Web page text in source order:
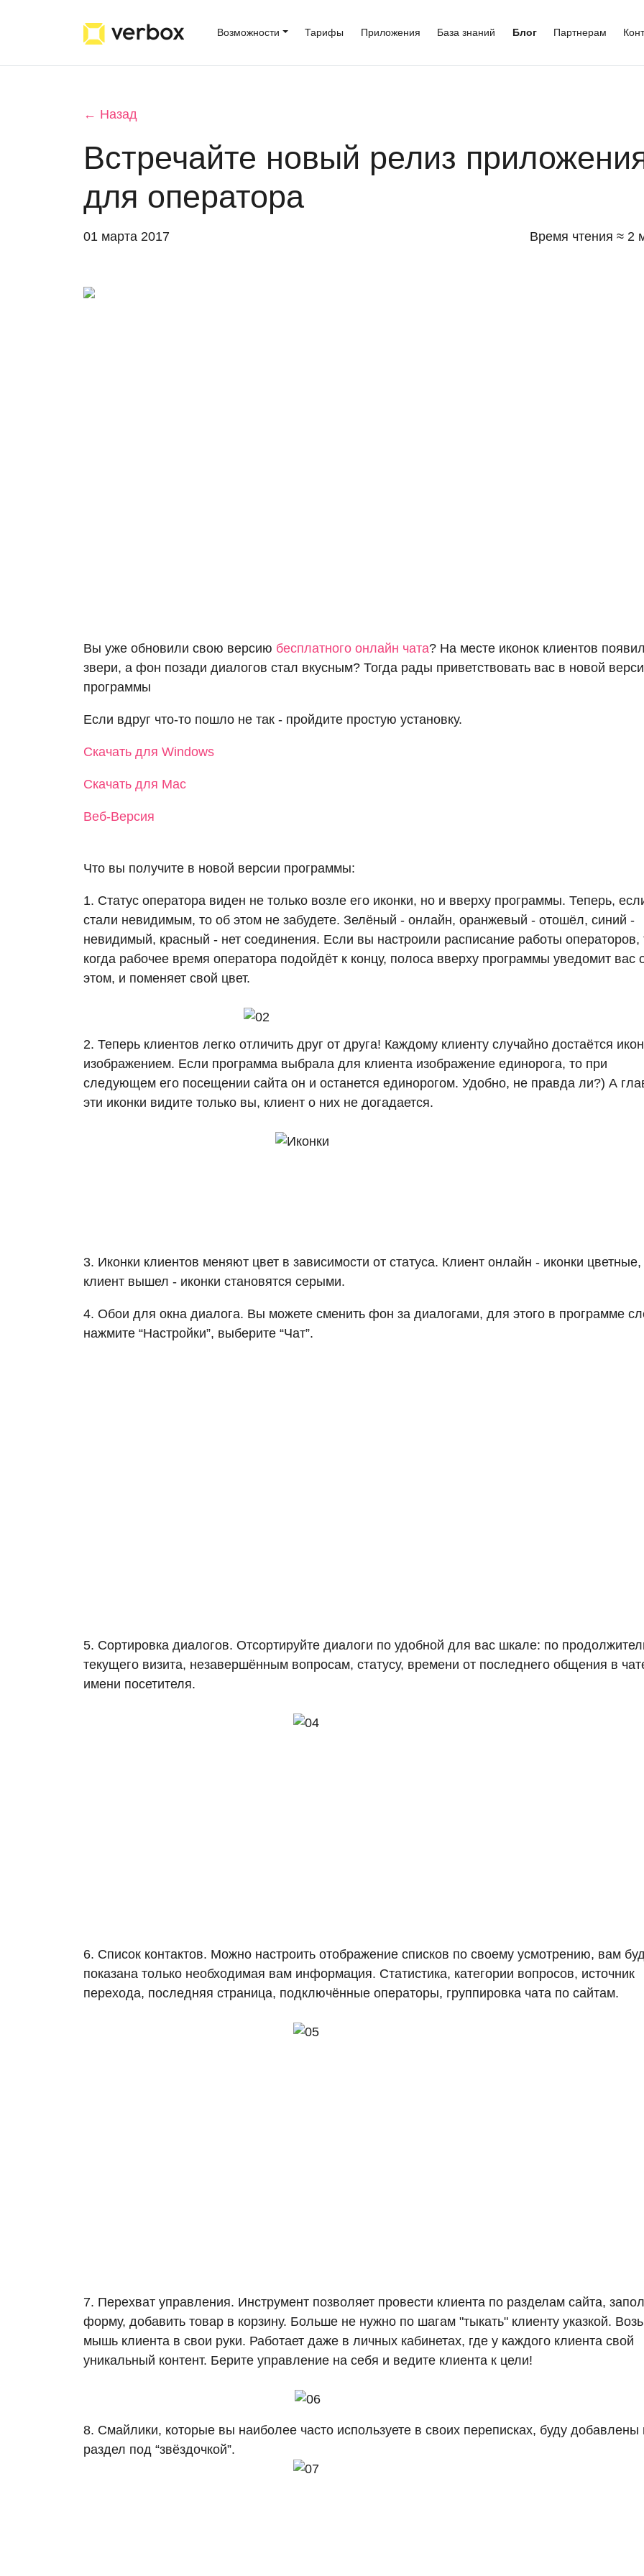
Возможности Тарифы Приложения База знаний Блог Партнерам
← Назад
Встречайте новый релиз
для оператора
01 марта 2017 Время чтения ≈ 2
Вы уже обновили свою версию бесплатного онлайн чата? На месте иконок клиентов
звери, а фон позади диалогов стал вкусным? Тогда рады приветствовать вас в новой
программы
Если вдруг что-то пошло не так - пройдите простую установку.
Скачать для Windows
Скачать для Mac
Веб-Версия
Что вы получите в новой версии программы:
1. Статус оператора виден не только возле его иконки, но и вверху программы. Теперь,
стали невидимым, то об этом не забудете. Зелёный - онлайн, оранжевый - отошёл, синий -
невидимый, красный - нет соединения. Если вы настроили расписание работы операторов,
когда рабочее время оператора подойдёт к концу, полоса вверху программы уведомит вас
этом, и поменяет свой цвет.
2. Теперь клиентов легко отличить друг от друга! Каждому клиенту случайно достаётся
изображением. Если программа выбрала для клиента изображение единорога, то при
следующем его посещении сайта он и останется единорогом. Удобно, не правда ли?) А
эти иконки видите только вы, клиент о них не догадается.
3. Иконки клиентов меняют цвет в зависимости от статуса. Клиент онлайн - иконки цветные,
клиент вышел - иконки становятся серыми.
4. Обои для окна диалога. Вы можете сменить фон за диалогами, для этого в программе
нажмите “Настройки”, выберите “Чат”.
5. Сортировка диалогов. Отсортируйте диалоги по удобной для вас шкале: по
текущего визита, незавершённым вопросам, статусу, времени от последнего общения в
имени посетителя.
6. Список контактов. Можно настроить отображение списков по своему усмотрению, вам
показана только необходимая вам информация. Статистика, категории вопросов, источник
перехода, последняя страница, подключённые операторы, группировка чата по сайтам.
7. Перехват управления. Инструмент позволяет провести клиента по разделам сайта,
форму, добавить товар в корзину. Больше не нужно по шагам "тыкать" клиенту указкой.
мышь клиента в свои руки. Работает даже в личных кабинетах, где у каждого клиента свой
уникальный контент. Берите управление на себя и ведите клиента к цели!
8. Смайлики, которые вы наиболее часто используете в своих переписках, буду добавлены
раздел под “звёздочкой”.